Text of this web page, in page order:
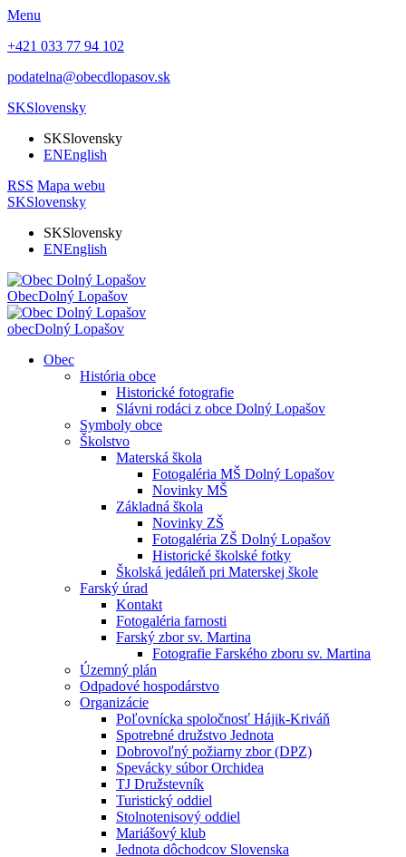
Menu
+421 033 77 94 102
podatelna@obecdlopasov.sk
SKSlovensky
SKSlovensky
ENEnglish
RSS Mapa webu
SKSlovensky
SKSlovensky
ENEnglish
ObecDolný Lopašov
obecDolný Lopašov
Obec
História obce
Historické fotografie
Slávni rodáci z obce Dolný Lopašov
Symboly obce
Školstvo
Materská škola
Fotogaléria MŠ Dolný Lopašov
Novinky MŠ
Základná škola
Novinky ZŠ
Fotogaléria ZŠ Dolný Lopašov
Historické školské fotky
Školská jedáleň pri Materskej škole
Farský úrad
Kontakt
Fotogaléria farnosti
Farský zbor sv. Martina
Fotografie Farského zboru sv. Martina
Územný plán
Odpadové hospodárstvo
Organizácie
Poľovnícka spoločnosť Hájik-Kriváň
Spotrebné družstvo Jednota
Dobrovoľný požiarny zbor (DPZ)
Spevácky súbor Orchidea
TJ Družstevník
Turistický oddiel
Stolnotenisový oddiel
Mariášový klub
Jednota dôchodcov Slovenska